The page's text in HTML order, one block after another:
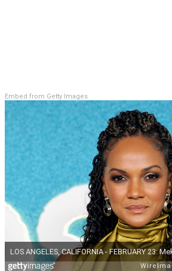
Embed from Getty Images